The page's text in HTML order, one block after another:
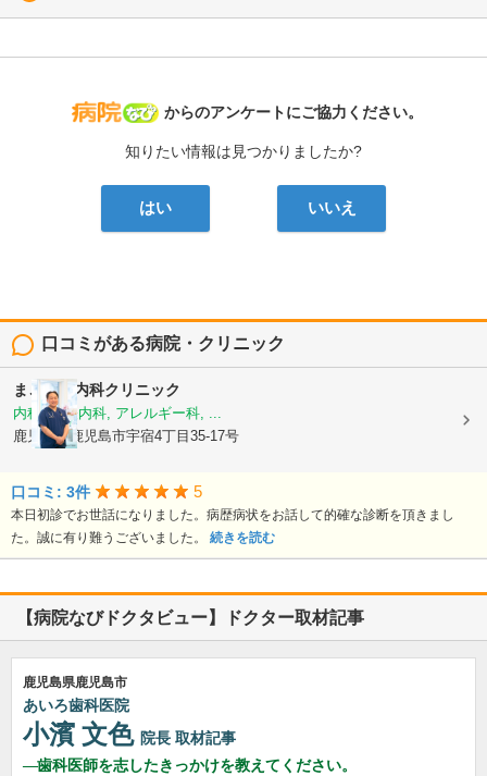
病院なび
からのアンケートにご協力ください。
知りたい情報は見つかりましたか?
はい いいえ
口コミがある病院・クリニック
まごころ内科クリニック
内科, 神経内科, アレルギー科, ...
鹿児島県鹿児島市宇宿4丁目35-17号
口コミ: 3件 5
本日初診でお世話になりました。病歴病状をお話して的確な診断を頂きまし
た。誠に有り難うございました。 続きを読む
【病院なびドクタビュー】ドクター取材記事
鹿児島県鹿児島市
あいろ歯科医院
小濱 文色 院長 取材記事
歯科医師を志したきっかけを教えてください。